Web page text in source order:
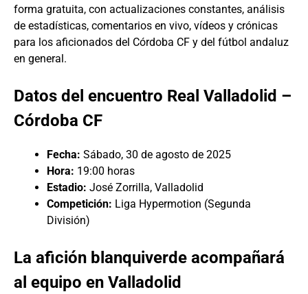
forma gratuita, con actualizaciones constantes, análisis
de estadísticas, comentarios en vivo, vídeos y crónicas
para los aficionados del Córdoba CF y del fútbol andaluz
en general.
Datos del encuentro Real Valladolid –
Córdoba CF
Fecha: Sábado, 30 de agosto de 2025
Hora: 19:00 horas
Estadio: José Zorrilla, Valladolid
Competición: Liga Hypermotion (Segunda
División)
La afición blanquiverde acompañará
al equipo en Valladolid